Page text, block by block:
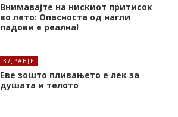
Внимавајте на нискиот притисок
во лето: Опасноста од нагли
падови е реална!
ЗДРАВЈЕ
Еве зошто пливањето е лек за
душата и телото